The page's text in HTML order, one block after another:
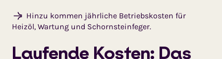
Hinzu kommen jährliche Betriebskosten für
Heizöl, Wartung und Schornsteinfeger.
Laufende Kosten: Das